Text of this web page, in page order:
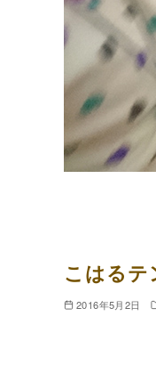
こはる
2016年5月2日